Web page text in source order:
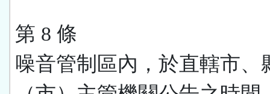
第 8 條
噪音管制區內，於直轄市、